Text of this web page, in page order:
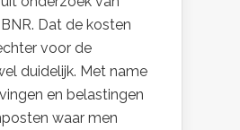
Dat de kosten
voor de
duidelijk. Met name
en belastingen
waar men